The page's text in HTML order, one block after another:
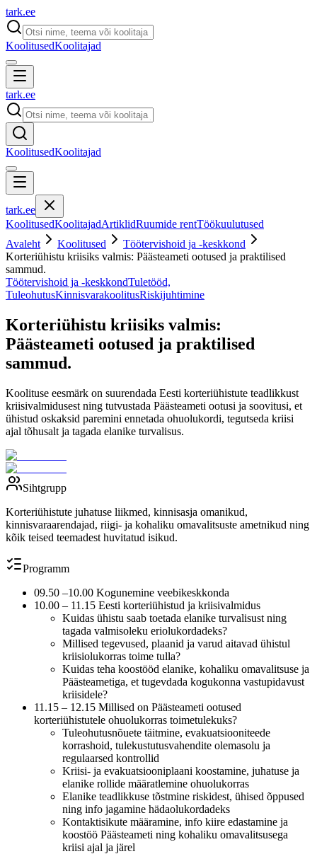
tark.ee
KoolitusedKoolitajad
tark.ee
KoolitusedKoolitajad
tark.ee
KoolitusedKoolitajadArtiklidRuumide rentTöökuulutused
Avaleht
Koolitused
Töötervishoid ja -keskkond
Korteriühistu kriisiks valmis: Päästeameti ootused ja praktilised
sammud.
Töötervishoid ja -keskkondTuletööd,
TuleohutusKinnisvarakoolitusRiskijuhtimine
Korteriühistu kriisiks valmis:
Päästeameti ootused ja praktilised
sammud.
Koolituse eesmärk on suurendada Eesti korteriühistute teadlikkust
kriisivalmidusest ning tutvustada Päästeameti ootusi ja soovitusi, et
ühistud oskaksid paremini ennetada ohuolukordi, tegutseda kriisi
ajal tõhusalt ja tagada elanike turvalisus.
Sihtgrupp
Korteriühistute juhatuse liikmed, kinnisasja omanikud,
kinnisvaraarendajad, riigi- ja kohaliku omavalitsuste ametnikud ning
kõik teised teemadest huvitatud isikud.
Programm
09.50 –10.00 Kogunemine veebikeskkonda
10.00 – 11.15 Eesti korteriühistud ja kriisivalmidus
Kuidas ühistu saab toetada elanike turvalisust ning
tagada valmisoleku eriolukordadeks?
Millised tegevused, plaanid ja varud aitavad ühistul
kriisiolukorras toime tulla?
Kuidas teha koostööd elanike, kohaliku omavalitsuse ja
Päästeametiga, et tugevdada kogukonna vastupidavust
kriisidele?
11.15 – 12.15 Millised on Päästeameti ootused
korteriühistutele ohuolukorras toimetulekuks?
Tuleohutusnõuete täitmine, evakuatsiooniteede
korrashoid, tulekustutusvahendite olemasolu ja
regulaarsed kontrollid
Kriisi- ja evakuatsiooniplaani koostamine, juhatuse ja
elanike rollide määratlemine ohuolukorras
Elanike teadlikkuse tõstmine riskidest, ühised õppused
ning info jagamine hädaolukordadeks
Kontaktisikute määramine, info kiire edastamine ja
koostöö Päästeameti ning kohaliku omavalitsusega
kriisi ajal ja järel